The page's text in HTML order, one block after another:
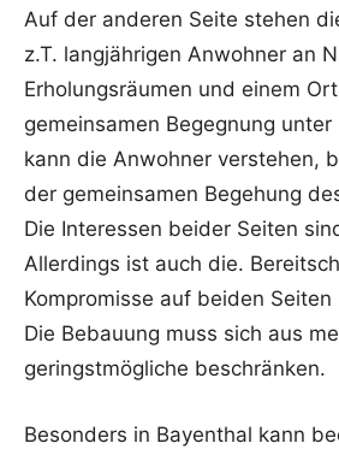
Auf der anderen Seite stehen
z.T. langjährigen Anwohner an
Erholungsräumen und einem
gemeinsamen Begegnung unter
kann die Anwohner verstehen,
der gemeinsamen Begehung
Die Interessen beider Seiten
Allerdings ist auch die.
Kompromisse auf beiden
Die Bebauung muss sich aus
geringstmögliche beschränken.
Besonders in Bayenthal kann